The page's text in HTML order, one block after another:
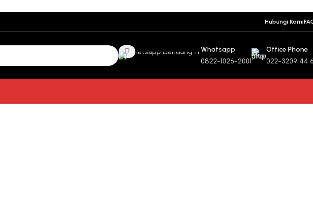
Hubungi Kami
Whatsapp
0822-1026-2001
Office Phone
022-3209 44